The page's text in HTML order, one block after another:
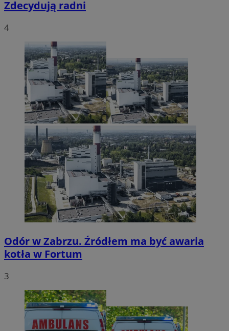
Zdecydują radni
4
Odór w Zabrzu. Źródłem ma być awaria
kotła w Fortum
3